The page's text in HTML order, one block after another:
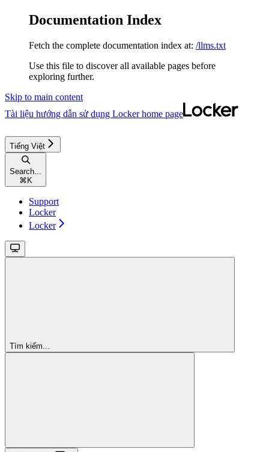
Documentation Index
Fetch the complete documentation index at: /llms.txt
Use this file to discover all available pages before
exploring further.
Skip to main content
Tài liệu hướng dẫn sử dụng Lockerhome page
Tiếng Việt
Search...
⌘ K
Support
Locker
Locker
Tìm kiếm...